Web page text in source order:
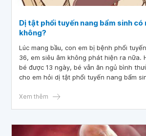
Dị tật phổi tuyến nang bẩm sinh có
không?
Lúc mang bầu, con em bị bệnh phổi
36, em siêu âm không phát hiện ra nữa.
bé được 13 ngày, bé vẫn ăn ngủ bình
cho em hỏi dị tật phổi tuyến nang bẩm
Chụp như vậy có an toàn không và có
Xem thêm